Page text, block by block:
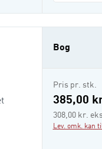
Bog
i-bog
Pris pr. stk.
385,00
308,00 kr.
Lev. omk. kan